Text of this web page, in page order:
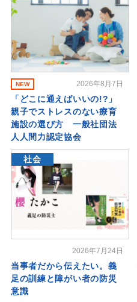
NEW 2026年8月7日
「どこに通えばいいの!?」
親子でストレスのない療育
施設の選び方 一般社団法
人人間力認定協会
社会
2026年7月24日
当事者だから伝えたい。義
足の訓練と障がい者の防災
意識